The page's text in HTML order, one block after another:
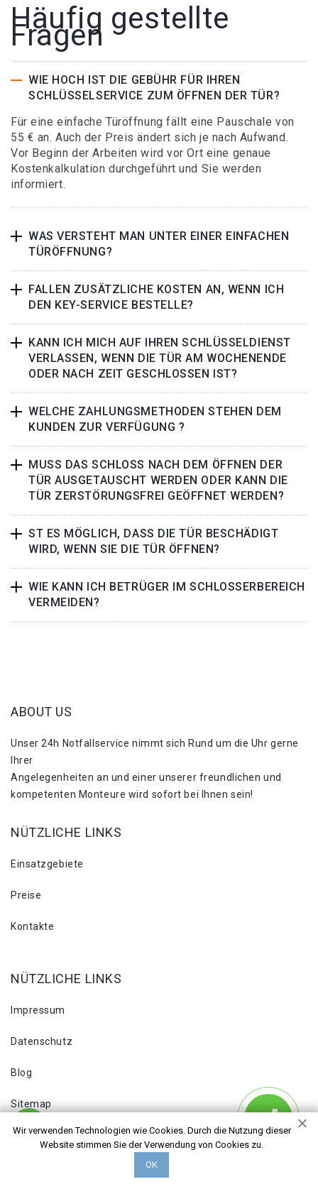
Häufig gestellte
Fragen
WIE HOCH IST DIE GEBÜHR FÜR IHREN
SCHLÜSSELSERVICE ZUM ÖFFNEN DER TÜR?
Für eine einfache Türöffnung fällt eine Pauschale von
55 € an. Auch der Preis ändert sich je nach Aufwand.
Vor Beginn der Arbeiten wird vor Ort eine genaue
Kostenkalkulation durchgeführt und Sie werden
informiert.
WAS VERSTEHT MAN UNTER EINER EINFACHEN
TÜRÖFFNUNG?
FALLEN ZUSÄTZLICHE KOSTEN AN, WENN ICH
DEN KEY-SERVICE BESTELLE?
KANN ICH MICH AUF IHREN SCHLÜSSELDIENST
VERLASSEN, WENN DIE TÜR AM WOCHENENDE
ODER NACH ZEIT GESCHLOSSEN IST?
WELCHE ZAHLUNGSMETHODEN STEHEN DEM
KUNDEN ZUR VERFÜGUNG ?
MUSS DAS SCHLOSS NACH DEM ÖFFNEN DER
TÜR AUSGETAUSCHT WERDEN ODER KANN DIE
TÜR ZERSTÖRUNGSFREI GEÖFFNET WERDEN?
ST ES MÖGLICH, DASS DIE TÜR BESCHÄDIGT
WIRD, WENN SIE DIE TÜR ÖFFNEN?
WIE KANN ICH BETRÜGER IM SCHLOSSERBEREICH
VERMEIDEN?
Wir verwenden Technologien wie Cookies. Durch die Nutzung dieser
Website stimmen Sie der Verwendung von Cookies zu.
ОК
ABOUT US
Unser 24h Notfallservice nimmt sich Rund um die Uhr gerne
Ihrer
Angelegenheiten an und einer unserer freundlichen und
kompetenten Monteure wird sofort bei Ihnen sein!
NÜTZLICHE LINKS
Einsatzgebiete
Preise
Kontakte
NÜTZLICHE LINKS
Impressum
Datenschutz
Blog
Sitemap